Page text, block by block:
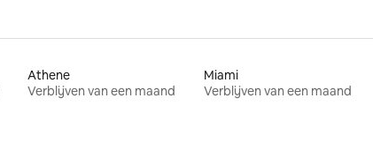
Athene
Verblijven van een maand
Miami
Verblijven van een maand